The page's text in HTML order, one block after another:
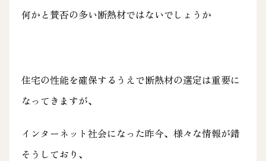
何かと賛否の多い断熱材ではないでしょうか
住宅の性能を確保するうえで断熱材の選定は重要に
なってきますが、
インターネット社会になった昨今、様々な情報が錯
そうしており、